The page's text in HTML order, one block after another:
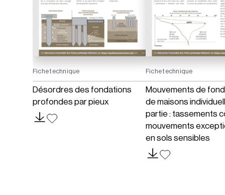
Fiche technique
Désordres des fondations
profondes par pieux
Fiche technique
Mouvements de
de maisons
partie : tassements
mouvements
en sols sensibles